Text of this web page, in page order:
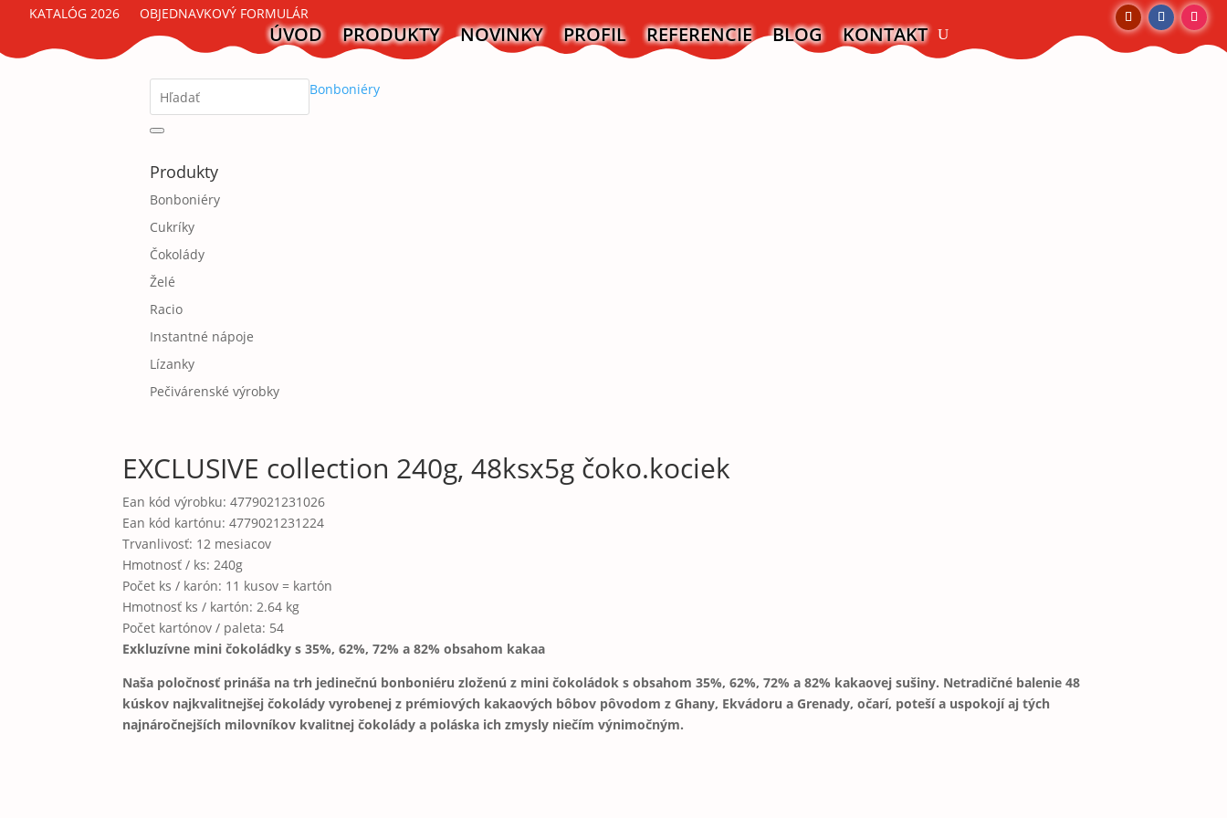
KATALÓG 2026 OBJEDNAVKOVÝ FORMULÁR
ÚVOD PRODUKTY NOVINKY PROFIL REFERENCIE BLOG KONTAKT
Produkty
Bonboniéry
Cukríky
Čokolády
Želé
Racio
Instantné nápoje
Lízanky
Pečivárenské výrobky
Bonboniéry
EXCLUSIVE collection 240g, 48ksx5g čoko.kociek
Ean kód výrobku:4779021231026
Ean kód kartónu:4779021231224
Trvanlivosť: 12 mesiacov
Hmotnosť / ks:240g
Počet ks / karón: 11 kusov = kartón
Hmotnosť ks / kartón:2.64 kg
Počet kartónov / paleta: 54
Exkluzívne mini čokoládky s 35%, 62%, 72% a 82% obsahom kakaa
Naša poločnosť prináša na trh jedinečnú bonboniéru zloženú z mini čokoládok s obsahom 35%, 62%, 72% a 82% kakaovej sušiny. Netradičné balenie 48
kúskov najkvalitnejšej čokolády vyrobenej z prémiových kakaových bôbov pôvodom z Ghany, Ekvádoru a Grenady, očarí, poteší a uspokojí aj tých
najnáročnejších milovníkov kvalitnej čokolády a poláska ich zmysly niečím výnimočným.